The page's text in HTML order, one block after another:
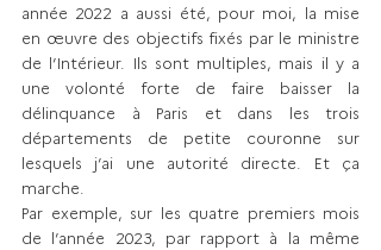
année 2022 a aussi été, pour moi, la mise
en œuvre des objectifs fixés par le ministre
de l’Intérieur. Ils sont multiples, mais il y a
une volonté forte de faire baisser la
délinquance à Paris et dans les trois
départements de petite couronne sur
lesquels j’ai une autorité directe. Et ça
marche.
Par exemple, sur les quatre premiers mois
de l’année 2023, par rapport à la même